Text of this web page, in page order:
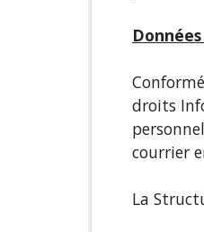
droits
courrier
La